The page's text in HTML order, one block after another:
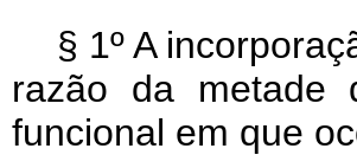
§ 1º A
razão da metade
funcional em que